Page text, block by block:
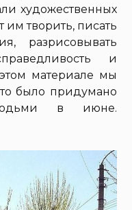
художественных
творить, писать
разрисовывать
и
материале мы
было придумано
в июне.